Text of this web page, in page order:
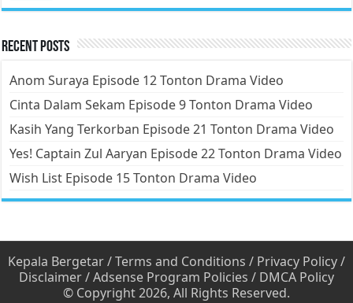
Recent Posts
Anom Suraya Episode 12 Tonton Drama Video
Cinta Dalam Sekam Episode 9 Tonton Drama Video
Kasih Yang Terkorban Episode 21 Tonton Drama Video
Yes! Captain Zul Aaryan Episode 22 Tonton Drama Video
Wish List Episode 15 Tonton Drama Video
Kepala Bergetar/Terms and Conditions / Privacy Policy/
Disclaimer/Adsense Program Policies / DMCA Policy
© Copyright 2026, All Rights Reserved.